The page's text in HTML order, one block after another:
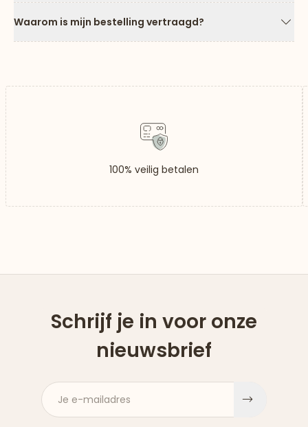
Waarom is mijn bestelling vertraagd?
Pijl
100% veilig betalen
Schrijf je in voor onze
nieuwsbrief
Je e-mailadres